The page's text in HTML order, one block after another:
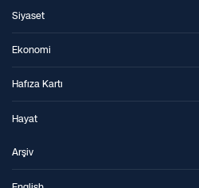
Siyaset
Ekonomi
Hafıza Kartı
Hayat
Arşiv